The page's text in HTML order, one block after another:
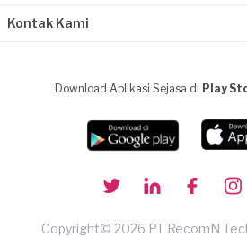
Kontak Kami
Download Aplikasi Sejasa di Play
Copyright© 2026 PT RecomN